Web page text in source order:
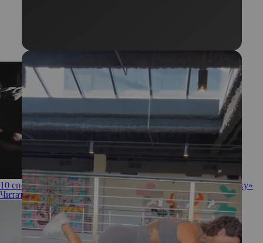
10 способов не сбить режим сна после перехода на «удаленку»
Читать полностью